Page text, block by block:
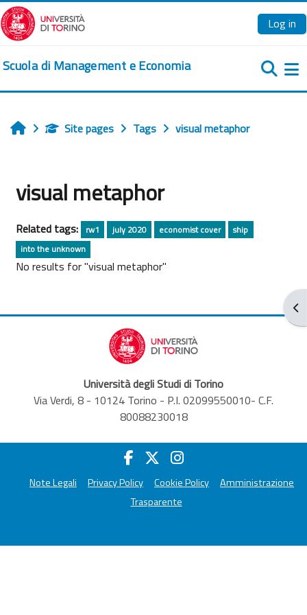
Skip to main content
Log in
Scuola di Management e Economia
HomeSite pages Tags visual metaphor
visual metaphor
Related tags: rw1 july 2020 economist cover
ship
into the unknown
No results for "visual metaphor"
Università degli Studi di Torino
Via Verdi, 8 - 10124 Torino - P.I. 02099550010- C.F.
80088230018
Note Legali Privacy Policy Cookie Policy
Amministrazione
Trasparente